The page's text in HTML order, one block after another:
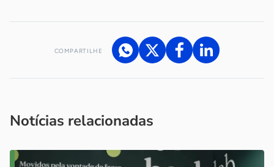
COMPARTILHE
Notícias relacionadas